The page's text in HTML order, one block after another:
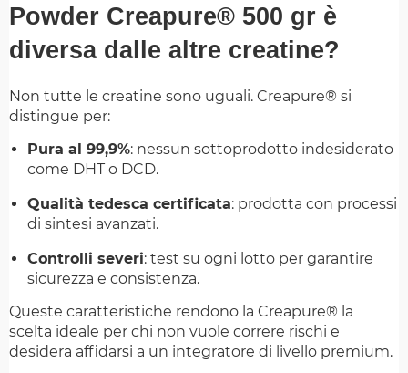
Powder Creapure® 500 gr è
diversa dalle altre creatine?
Non tutte le creatine sono uguali. Creapure® si
distingue per:
Pura al 99,9%: nessun sottoprodotto indesiderato
come DHT o DCD.
Qualità tedesca certificata: prodotta con processi
di sintesi avanzati.
Controlli severi: test su ogni lotto per garantire
sicurezza e consistenza.
Queste caratteristiche rendono la Creapure® la
scelta ideale per chi non vuole correre rischi e
desidera affidarsi a un integratore di livello premium.